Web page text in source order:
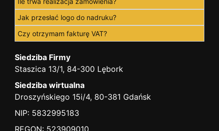
Jak przesłać logo do nadruku?
Czy otrzymam fakturę VAT?
Siedziba Firmy
Staszica 13/1, 84-300 Lębork
Siedziba wirtualna
Droszyńskiego 15i/4, 80-381 Gdańsk
NIP: 5832995183
REGON: 523909010